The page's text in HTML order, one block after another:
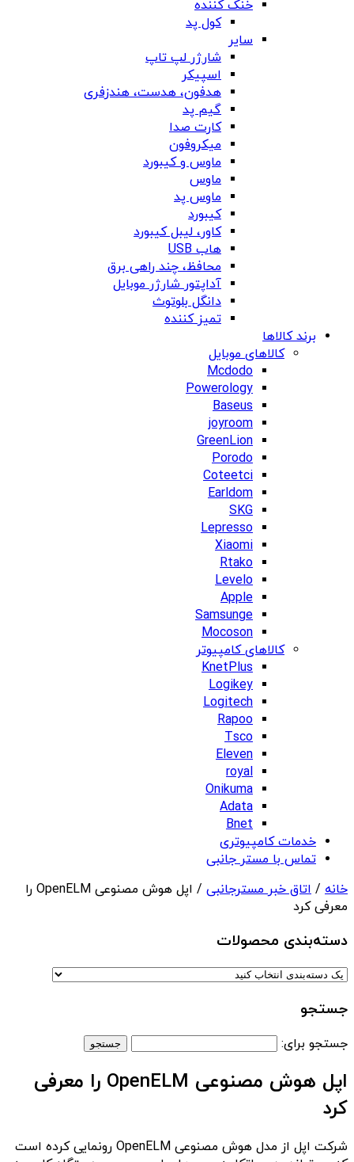
خنک کننده
کول پد
سایر
شارژر لپ تاپ
اسپیکر
هدفون، هدست، هندزفری
گیم پد
کارت صدا
میکروفون
ماوس و کیبورد
ماوس
ماوس پد
کیبورد
کاور، لیبل کیبورد
هاب USB
محافظ، چند راهی برق
آداپتور شارژر موبایل
دانگل بلوتوث
تمیز کننده
برند کالاها
کالاهای موبایل
Mcdodo
Powerology
Baseus
joyroom
GreenLion
Porodo
Coteetci
Earldom
SKG
Lepresso
Xiaomi
Rtako
Levelo
Apple
Samsunge
Mocoson
کالاهای کامپیوتر
KnetPlus
Logikey
Logitech
Rapoo
Tsco
Eleven
royal
Onikuma
Adata
Bnet
خدمات کامپیوتری
تماس با مستر جانبی
خانه / اتاق خبر مسترجانبی
/ اپل هوش مصنوعی OpenELM را
معرفی کرد
دسته‌بندی‌ محصولات
جستجو
جستجو برای:
اپل هوش مصنوعی OpenELM را معرفی
کرد
شرکت اپل از مدل هوش مصنوعی OpenELM رونمایی کرده است